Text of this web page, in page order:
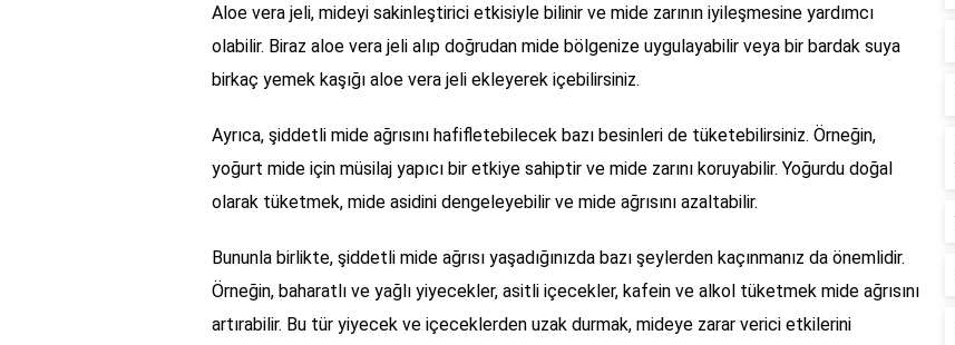
Aloe vera jeli, mideyi sakinleştirici etkisiyle bilinir ve mide zarının iyileşmesine yardımcı
olabilir. Biraz aloe vera jeli alıp doğrudan mide bölgenize uygulayabilir veya bir bardak suya
birkaç yemek kaşığı aloe vera jeli ekleyerek içebilirsiniz.
Ayrıca, şiddetli mide ağrısını hafifletebilecek bazı besinleri de tüketebilirsiniz. Örneğin,
yoğurt mide için müsilaj yapıcı bir etkiye sahiptir ve mide zarını koruyabilir. Yoğurdu doğal
olarak tüketmek, mide asidini dengeleyebilir ve mide ağrısını azaltabilir.
Bununla birlikte, şiddetli mide ağrısı yaşadığınızda bazı şeylerden kaçınmanız da önemlidir.
Örneğin, baharatlı ve yağlı yiyecekler, asitli içecekler, kafein ve alkol tüketmek mide ağrısını
artırabilir. Bu tür yiyecek ve içeceklerden uzak durmak, mideye zarar verici etkilerini